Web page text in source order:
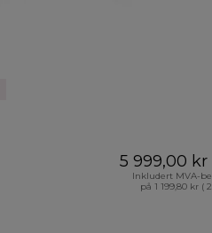
5 999,00 kr
Inkludert MVA-
på 1 199,80 kr (